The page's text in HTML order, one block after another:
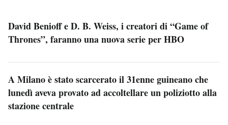
David Benioff e D. B. Weiss, i creatori di “Game of
Thrones”, faranno una nuova serie per HBO
A Milano è stato scarcerato il 31enne guineano che
lunedì aveva provato ad accoltellare un poliziotto alla
stazione centrale